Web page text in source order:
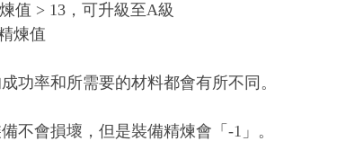
值 > 13，可升級至A級
煉值
功率和所需要的材料都會有所不同。
備不會損壞，但是裝備精煉會「 -1 」。